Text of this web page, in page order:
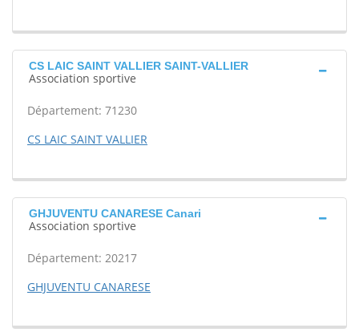
CS LAIC SAINT VALLIER SAINT-VALLIER
Association sportive
Département: 71230
CS LAIC SAINT VALLIER
GHJUVENTU CANARESE Canari
Association sportive
Département: 20217
GHJUVENTU CANARESE